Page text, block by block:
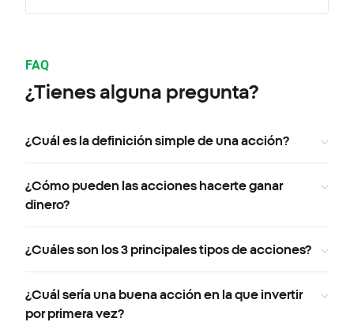
FAQ
¿Tienes alguna pregunta?
¿Cuál es la definición simple de una acción?
¿Cómo pueden las acciones hacerte ganar
dinero?
¿Cuáles son los 3 principales tipos de acciones?
¿Cuál sería una buena acción en la que invertir
por primera vez?